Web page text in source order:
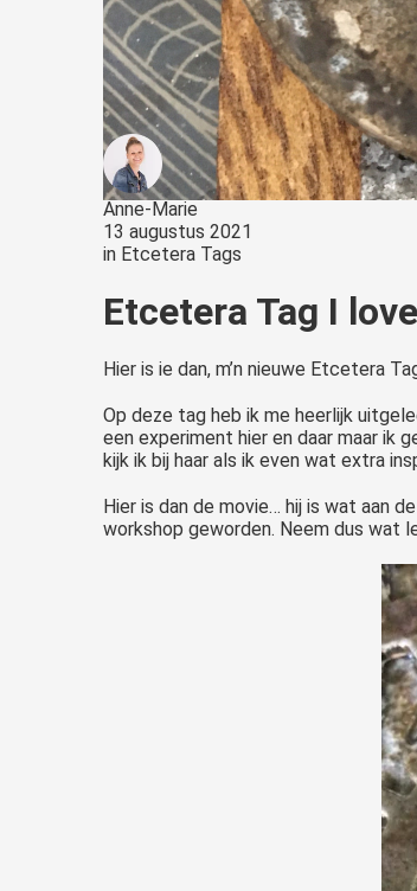
Anne-Marie
13 augustus 2021
in Etcetera Tags
Etcetera Tag I
Hier is ie dan, m’n nieuwe Etcetera
Op deze tag heb ik me heerlijk
een experiment hier en daar maar ik
kijk ik bij haar als ik even wat extra
Hier is dan de movie… hij is wat aan
workshop geworden. Neem dus wat